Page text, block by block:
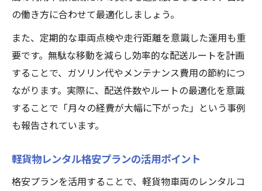
の働き方に合わせて最適化しましょう。
また、定期的な車両点検や走行距離を意識した運用も重
要です。無駄な移動を減らし効率的な配送ルートを計画
することで、ガソリン代やメンテナンス費用の節約につ
ながります。実際に、配送件数やルートの最適化を意識
することで「月々の経費が大幅に下がった」という事例
も報告されています。
軽貨物レンタル格安プランの活用ポイント
格安プランを活用することで、軽貨物車両のレンタルコ